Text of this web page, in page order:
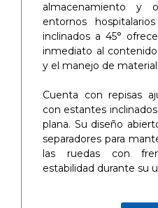
almacenamiento y
entornos
inclinados a 45°
inmediato al
y el manejo de
Cuenta con repisas
con estantes
plana. Su diseño
separadores para
las ruedas con
estabilidad durante su